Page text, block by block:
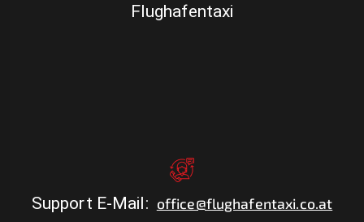
Flughafentaxi
Support E-Mail: office@flughafentaxi.co.at